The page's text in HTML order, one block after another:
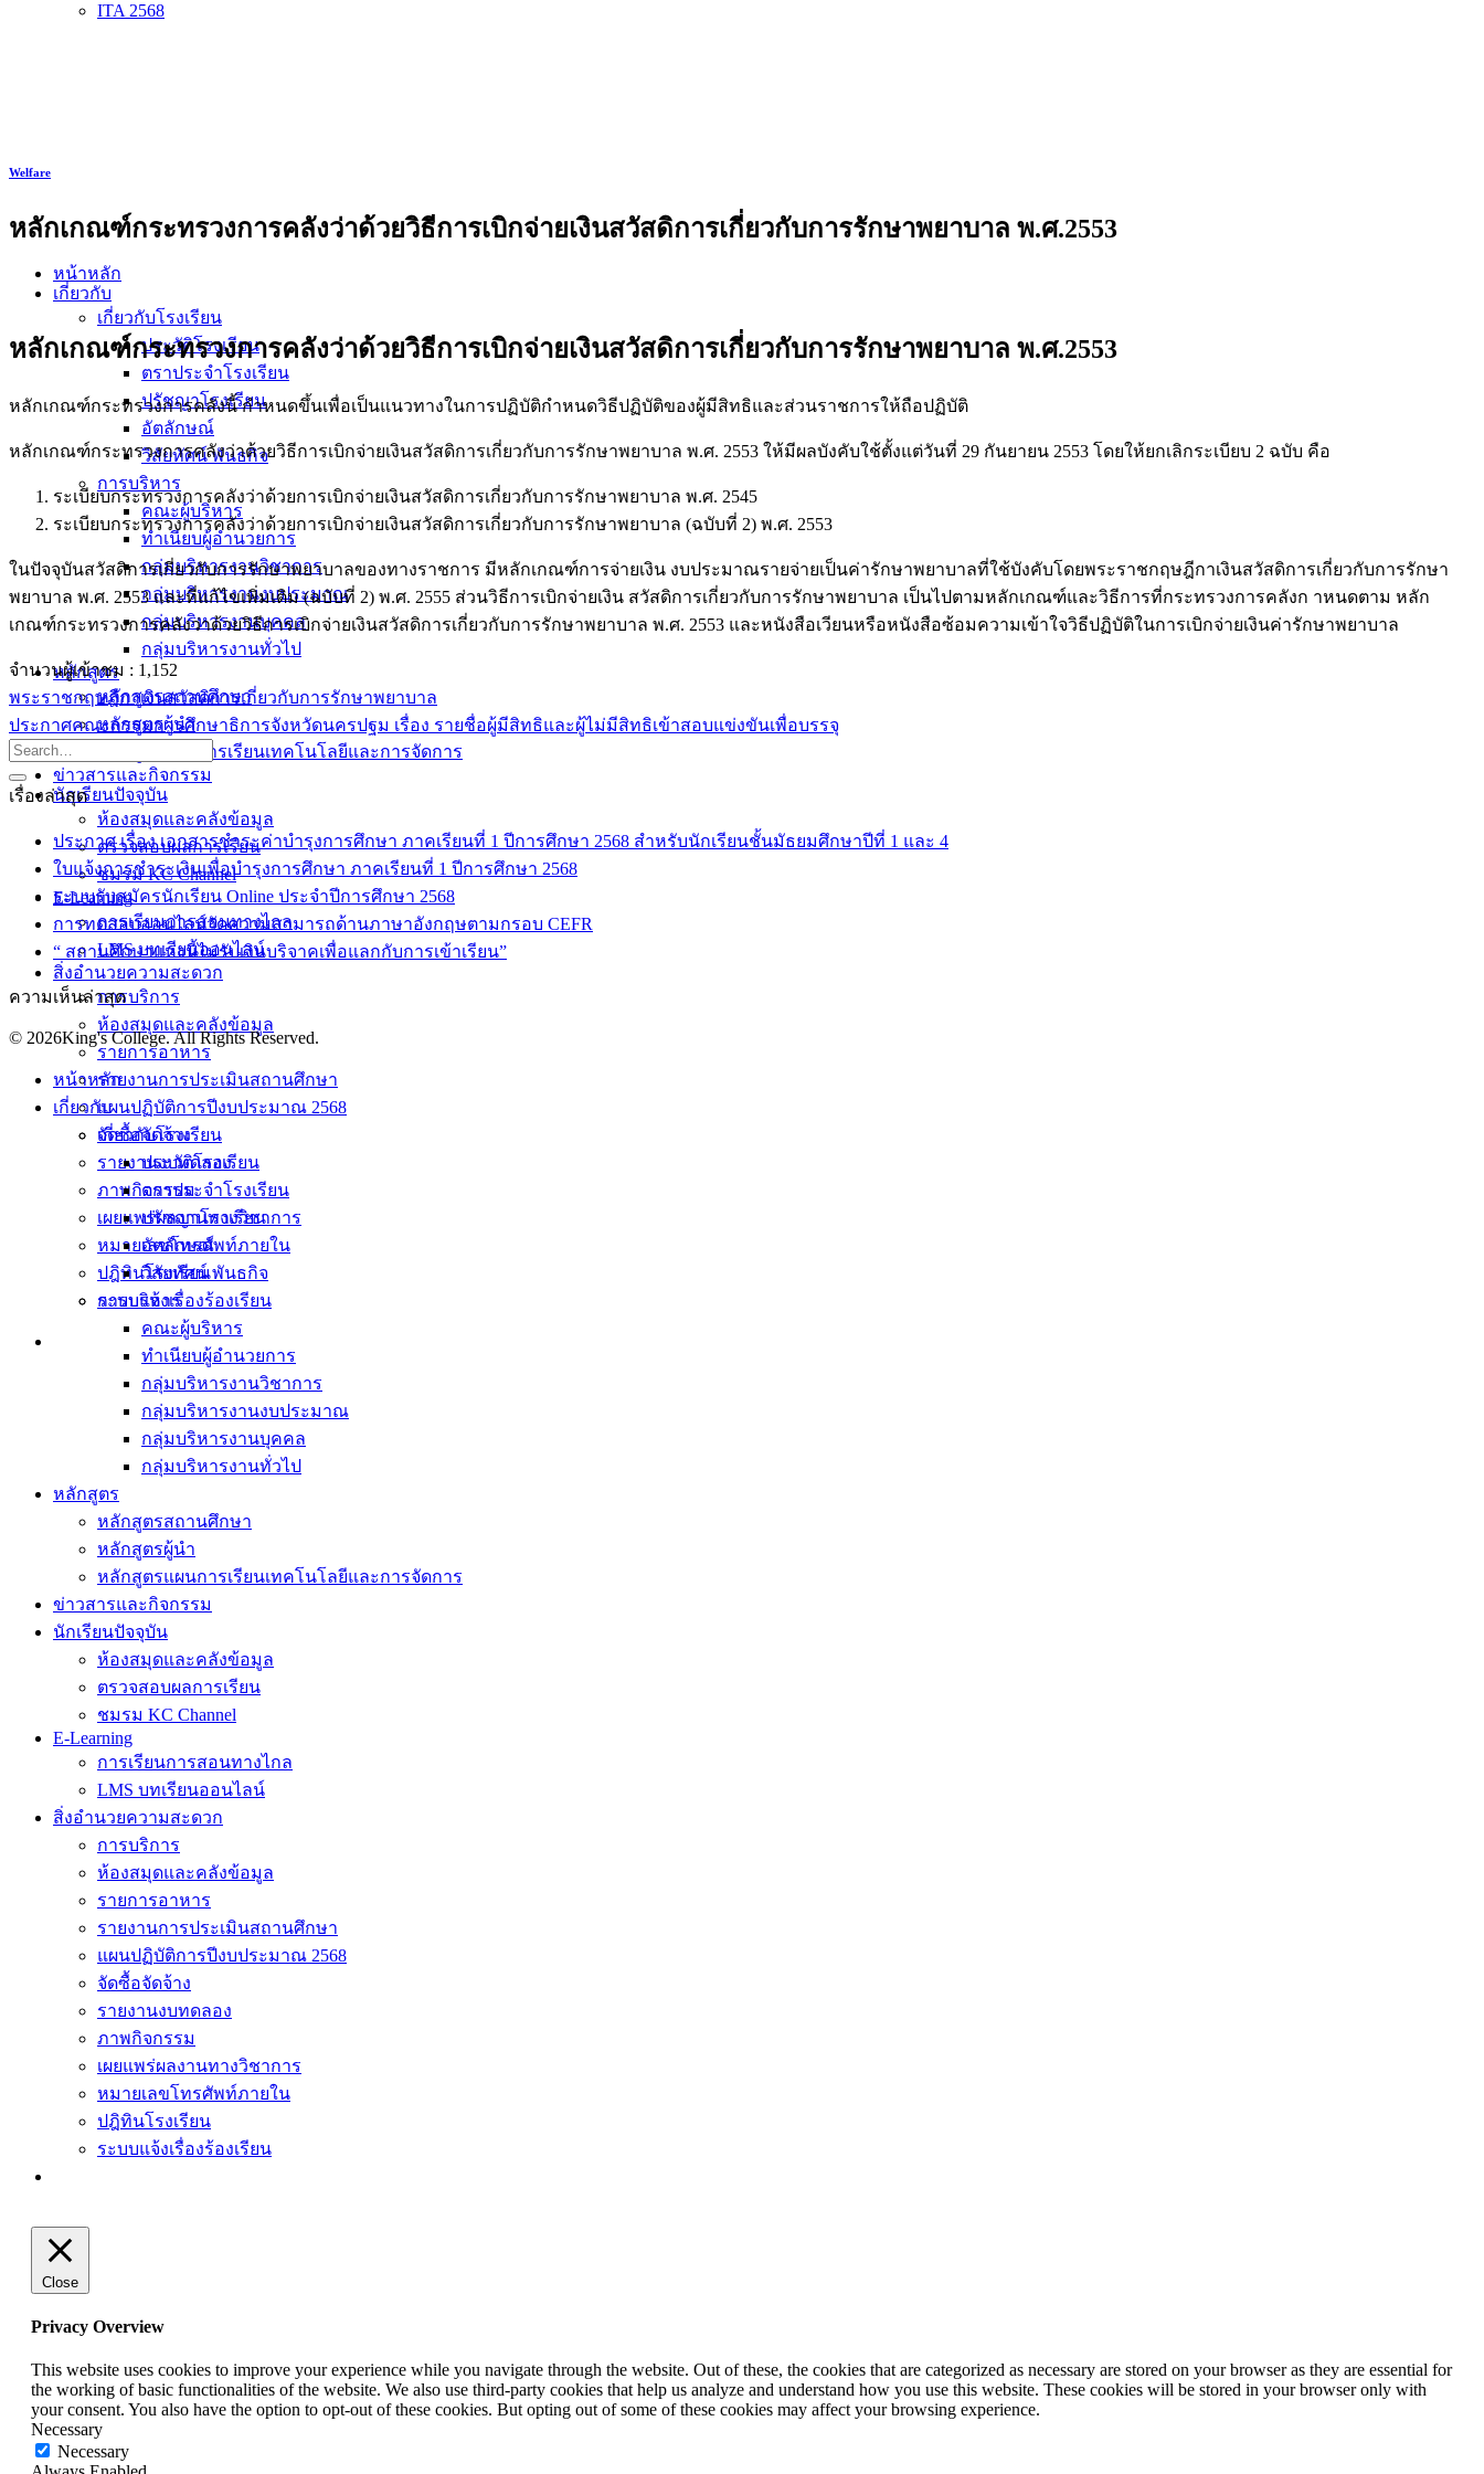
ITA 2568
หน้าหลัก
เกี่ยวกับ
เกี่ยวกับโรงเรียน
ประวัติโรงเรียน
ตราประจำโรงเรียน
ปรัชญาโรงเรียน
อัตลักษณ์
วิสัยทัศน์ พันธกิจ
การบริหาร
คณะผู้บริหาร
ทำเนียบผู้อำนวยการ
กลุ่มบริหารงานวิชาการ
กลุ่มบริหารงานงบประมาณ
กลุ่มบริหารงานบุคคล
กลุ่มบริหารงานทั่วไป
หลักสูตร
หลักสูตรสถานศึกษา
หลักสูตรผู้นำ
หลักสูตรแผนการเรียนเทคโนโลยีและการจัดการ
ข่าวสารและกิจกรรม
นักเรียนปัจจุบัน
ห้องสมุดและคลังข้อมูล
ตรวจสอบผลการเรียน
ชมรม KC Channel
E-Learning
การเรียนการสอนทางไกล
LMS บทเรียนออนไลน์
สิ่งอำนวยความสะดวก
การบริการ
ห้องสมุดและคลังข้อมูล
รายการอาหาร
รายงานการประเมินสถานศึกษา
แผนปฏิบัติการปีงบประมาณ 2568
จัดซื้อจัดจ้าง
รายงานงบทดลอง
ภาพกิจกรรม
เผยแพร่ผลงานทางวิชาการ
หมายเลขโทรศัพท์ภายใน
ปฎิทินโรงเรียน
ระบบแจ้งเรื่องร้องเรียน
Welfare
หลักเกณฑ์กระทรวงการคลังว่าด้วยวิธีการเบิกจ่ายเงินสวัสดิการเกี่ยวกับการรักษาพยาบาล พ.ศ.2553
หลักเกณฑ์กระทรวงการคลังว่าด้วยวิธีการเบิกจ่ายเงินสวัสดิการเกี่ยวกับการรักษาพยาบาล พ.ศ.2553
หลักเกณฑ์กระทรวงการคลังนี้ กำหนดขึ้นเพื่อเป็นแนวทางในการปฏิบัติกำหนดวิธีปฏิบัติของผู้มีสิทธิและส่วนราชการให้ถือปฏิบัติ
หลักเกณฑ์กระทรวงการคลังว่าด้วยวิธีการเบิกจ่ายเงินสวัสดิการเกี่ยวกับการรักษาพยาบาล พ.ศ. 2553 ให้มีผลบังคับใช้ตั้งแต่วันที่ 29 กันยายน 2553 โดยให้ยกเลิกระเบียบ 2 ฉบับ คือ
ระเบียบกระทรวงการคลังว่าด้วยการเบิกจ่ายเงินสวัสดิการเกี่ยวกับการรักษาพยาบาล พ.ศ. 2545
ระเบียบกระทรวงการคลังว่าด้วยการเบิกจ่ายเงินสวัสดิการเกี่ยวกับการรักษาพยาบาล (ฉบับที่ 2) พ.ศ. 2553
ในปัจจุบันสวัสดิการเกี่ยวกับการรักษาพยาบาลของทางราชการ มีหลักเกณฑ์การจ่ายเงิน งบประมาณรายจ่ายเป็นค่ารักษาพยาบาลที่ใช้บังคับโดยพระราชกฤษฎีกาเงินสวัสดิการเกี่ยวกับการรักษา
พยาบาล พ.ศ. 2553 และที่แก้ไขเพิ่มเติม (ฉบับที่ 2) พ.ศ. 2555 ส่วนวิธีการเบิกจ่ายเงิน สวัสดิการเกี่ยวกับการรักษาพยาบาล เป็นไปตามหลักเกณฑ์และวิธีการที่กระทรวงการคลังก าหนดตาม หลัก
เกณฑ์กระทรวงการคลังว่าด้วยวิธีการเบิกจ่ายเงินสวัสดิการเกี่ยวกับการรักษาพยาบาล พ.ศ. 2553 และหนังสือเวียนหรือหนังสือซ้อมความเข้าใจวิธีปฏิบัติในการเบิกจ่ายเงินค่ารักษาพยาบาล
จำนวนผู้เข้าชม : 1,152
พระราชกฤษฎีกาเงินสวัสดิการเกี่ยวกับการรักษาพยาบาล
ประกาศคณะกรรมการศึกษาธิการจังหวัดนครปฐม เรื่อง รายชื่อผู้มีสิทธิและผู้ไม่มีสิทธิเข้าสอบแข่งขันเพื่อบรรจุ
เรื่องล่าสุด
ประกาศ เรื่อง เอกสารชำระค่าบำรุงการศึกษา ภาคเรียนที่ 1 ปีการศึกษา 2568 สำหรับนักเรียนชั้นมัธยมศึกษาปีที่ 1 และ 4
ใบแจ้งการชำระเงินเพื่อบำรุงการศึกษา ภาคเรียนที่ 1 ปีการศึกษา 2568
ระบบรับสมัครนักเรียน Online ประจำปีการศึกษา 2568
การทดสอบออนไลน์วัดความสามารถด้านภาษาอังกฤษตามกรอบ CEFR
“ สถานศึกษาแห่งนี้ไม่รับเงินบริจาคเพื่อแลกกับการเข้าเรียน”
ความเห็นล่าสุด
© 2026King's College. All Rights Reserved.
หน้าหลัก
เกี่ยวกับ
เกี่ยวกับโรงเรียน
ประวัติโรงเรียน
ตราประจำโรงเรียน
ปรัชญาโรงเรียน
อัตลักษณ์
วิสัยทัศน์ พันธกิจ
การบริหาร
คณะผู้บริหาร
ทำเนียบผู้อำนวยการ
กลุ่มบริหารงานวิชาการ
กลุ่มบริหารงานงบประมาณ
กลุ่มบริหารงานบุคคล
กลุ่มบริหารงานทั่วไป
หลักสูตร
หลักสูตรสถานศึกษา
หลักสูตรผู้นำ
หลักสูตรแผนการเรียนเทคโนโลยีและการจัดการ
ข่าวสารและกิจกรรม
นักเรียนปัจจุบัน
ห้องสมุดและคลังข้อมูล
ตรวจสอบผลการเรียน
ชมรม KC Channel
E-Learning
การเรียนการสอนทางไกล
LMS บทเรียนออนไลน์
สิ่งอำนวยความสะดวก
การบริการ
ห้องสมุดและคลังข้อมูล
รายการอาหาร
รายงานการประเมินสถานศึกษา
แผนปฏิบัติการปีงบประมาณ 2568
จัดซื้อจัดจ้าง
รายงานงบทดลอง
ภาพกิจกรรม
เผยแพร่ผลงานทางวิชาการ
หมายเลขโทรศัพท์ภายใน
ปฎิทินโรงเรียน
ระบบแจ้งเรื่องร้องเรียน
Close
Privacy Overview
This website uses cookies to improve your experience while you navigate through the website. Out of these, the cookies that are categorized as necessary are stored on your browser as they are essential for
the working of basic functionalities of the website. We also use third-party cookies that help us analyze and understand how you use this website. These cookies will be stored in your browser only with
your consent. You also have the option to opt-out of these cookies. But opting out of some of these cookies may affect your browsing experience.
Necessary
Necessary